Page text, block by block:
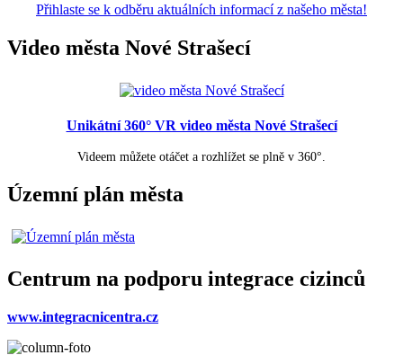
Přihlaste se k odběru aktuálních informací z našeho města!
Video města Nové Strašecí
Unikátní 360° VR video města Nové Strašecí
Videem můžete otáčet a rozhlížet se plně v 360°.
Územní plán města
Centrum na podporu integrace cizinců
www.integracnicentra.cz